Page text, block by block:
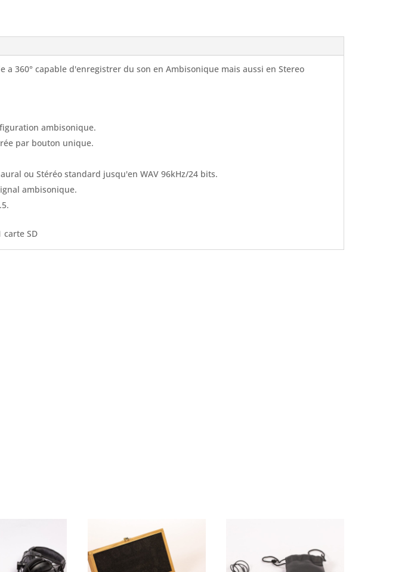
a 360° capable d'enregistrer du son en Ambisonique mais aussi en Stereo
ambisonique.
par bouton unique.
ou Stéréo standard jusqu'en WAV 96kHz/24 bits.
ambisonique.
carte SD